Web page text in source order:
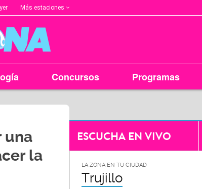
Más estaciones
Concursos Programas
una
la
ESCUCHA EN VIVO
LA ZONA EN TU CIUDAD
Trujillo